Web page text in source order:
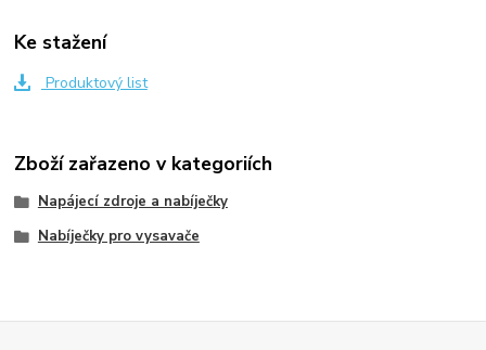
Ke stažení
Produktový list
Zboží zařazeno v kategoriích
Napájecí zdroje a nabíječky
Nabíječky pro vysavače